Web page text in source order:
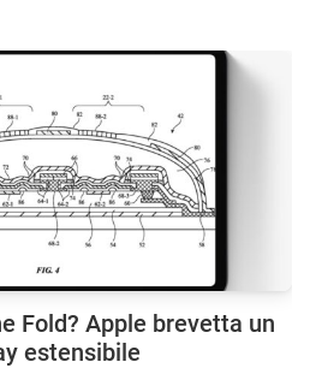
Fold? Apple brevetta un
estensibile